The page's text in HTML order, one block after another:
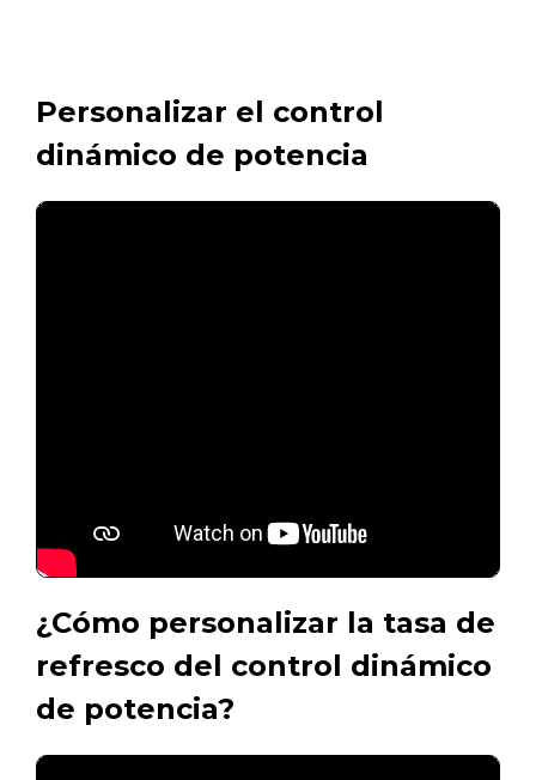
Personalizar el control
dinámico de potencia
¿Cómo personalizar la tasa de
refresco del control dinámico
de potencia?